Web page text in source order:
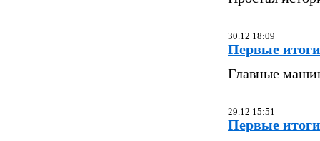
30.12 18:09
Первые
Главные
29.12 15:51
Первые